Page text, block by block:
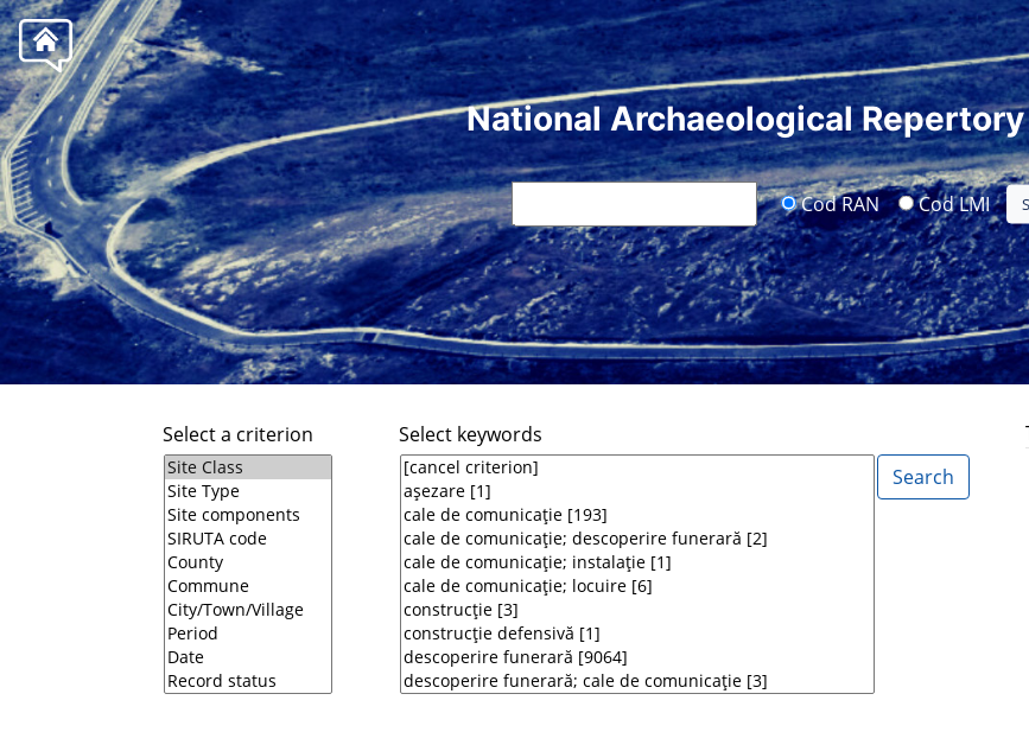
National Archaeological Repertory
Cod RAN Cod LMI
Select a criterion Select keywords